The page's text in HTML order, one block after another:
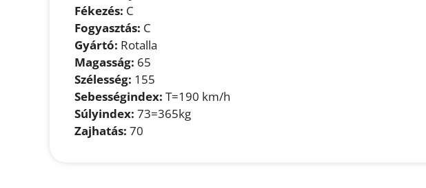
Fékezés: C
Fogyasztás: C
Gyártó: Rotalla
Magasság: 65
Szélesség: 155
Sebességindex: T=190 km/h
Súlyindex: 73=365kg
Zajhatás: 70